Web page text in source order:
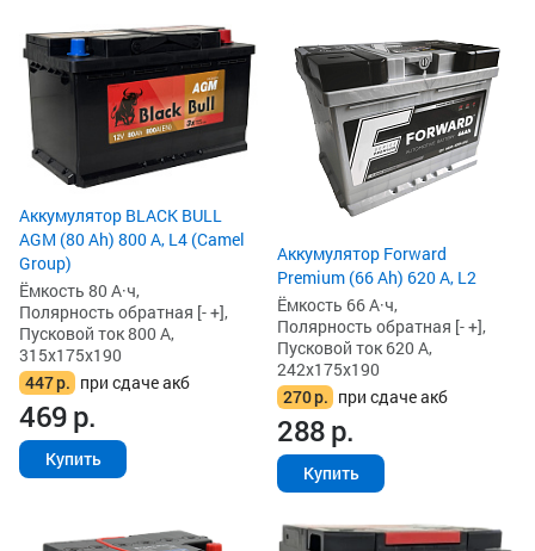
Аккумулятор BLACK BULL
AGM (80 Ah) 800 А, L4 (Camel
Group)
Ёмкость 80 А·ч,
Полярность обратная [- +],
Пусковой ток 800 А,
315x175x190
447р. при сдаче акб
469р.
Купить
Аккумулятор Forward
Premium (66 Ah) 620 А, L2
Ёмкость 66 А·ч,
Полярность обратная [- +],
Пусковой ток 620 А,
242x175x190
270р. при сдаче акб
288р.
Купить